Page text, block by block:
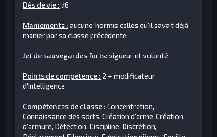
Dès de vie : d6
Maniements : aucune, hormis celles qu’il savait déjà
manier par sa classe précédente.
Jet de sauvegardes forts: vigueur et volonté
Points de compétence : 2 + modificateur
d'intelligence
Compétences de classe : Concentration,
Connaissance des sorts, Création d'arme, Création
d'armure, Détection, Discipline, Discrétion,